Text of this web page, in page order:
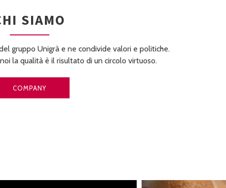
SIAMO
gruppo Unigrà e ne condivide valori e politiche.
la qualità è il risultato di un circolo virtuoso.
COMPANY